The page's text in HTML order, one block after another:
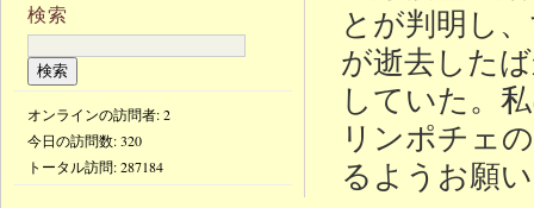
とが判明し
が逝去した
していた。
リンポチェ
るようお願
検索
オンラインの訪問者: 2
今日の訪問数:320
トータル訪問:287184